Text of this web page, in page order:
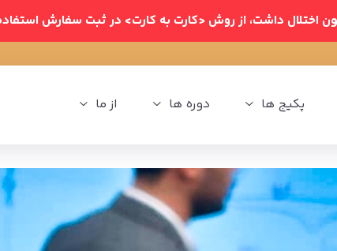
اختلال داشت، از روش <کارت به کارت> در ثبت سفارش
پکیج ها دوره ها از ما